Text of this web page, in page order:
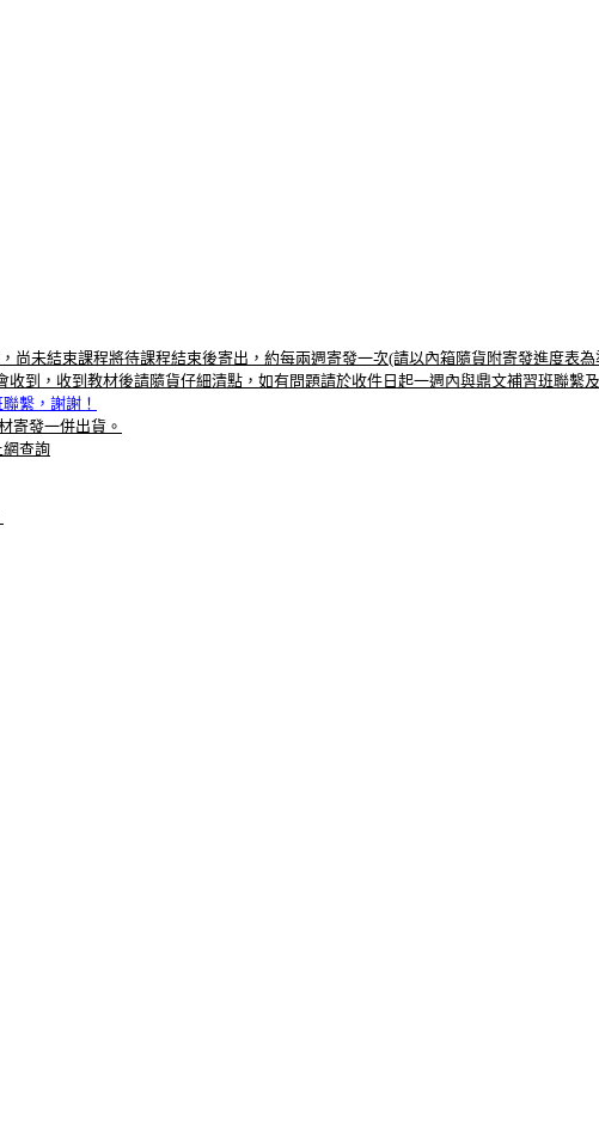
尚未結束課程將待課程結束後寄出，約每兩週寄發一次(請以內箱隨貨附寄發進度表為
到，收到教材後請隨貨仔細清點，如有問題請於收件日起一週內與鼎文補習班聯繫及
繫，謝謝！
寄發一併出貨。
網查詢